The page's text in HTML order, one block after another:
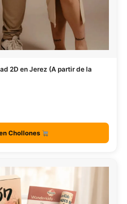
2D en Jerez (A partir de la
Chollones